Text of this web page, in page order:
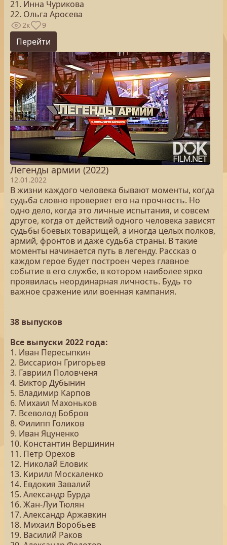
21. Инна Чурикова
22. Ольга Аросева
2к 9
Перейти
Легенды армии (2022)
12.01.2022
В жизни каждого человека бывают моменты, когда
судьба словно проверяет его на прочность. Но
одно дело, когда это личные испытания, и совсем
другое, когда от действий одного человека зависят
судьбы боевых товарищей, а иногда целых полков,
армий, фронтов и даже судьба страны. В такие
моменты начинается путь в легенду. Рассказ о
каждом герое будет построен через главное
событие в его службе, в котором наиболее ярко
проявилась неординарная личность. Будь то
важное сражение или военная кампания.
38 выпусков
Все выпуски 2022 года:
1. Иван Пересыпкин
2. Виссарион Григорьев
3. Гавриил Половченя
4. Виктор Дубынин
5. Владимир Карпов
6. Михаил Махоньков
7. Всеволод Бобров
8. Филипп Голиков
9. Иван Яцуненко
10. Константин Вершинин
11. Петр Орехов
12. Николай Еловик
13. Кирилл Москаленко
14. Евдокия Завалий
15. Александр Бурда
16. Жан-Луи Тюлян
17. Александр Аржавкин
18. Михаил Воробьев
19. Василий Раков